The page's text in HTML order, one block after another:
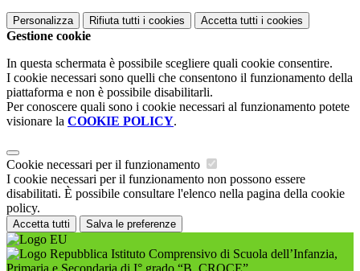
Personalizza Rifiuta tutti i cookies Accetta tutti i cookies
Gestione cookie
In questa schermata è possibile scegliere quali cookie consentire.
I cookie necessari sono quelli che consentono il funzionamento della
piattaforma e non è possibile disabilitarli.
Per conoscere quali sono i cookie necessari al funzionamento potete
visionare la COOKIE POLICY.
Cookie necessari per il funzionamento
I cookie necessari per il funzionamento non possono essere
disabilitati. È possibile consultare l'elenco nella pagina della cookie
policy.
Accetta tutti Salva le preferenze
Istituto Comprensivo di Scuola dell’Infanzia,
Primaria e Secondaria di I° grado “B. CROCE”